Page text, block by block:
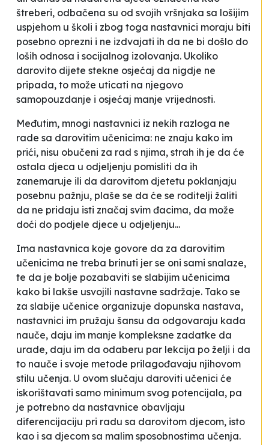
štreberi, odbačena su od svojih vršnjaka sa lošijim
uspjehom u školi i zbog toga nastavnici moraju biti
posebno oprezni i ne izdvajati ih da ne bi došlo do
loših odnosa i socijalnog izolovanja. Ukoliko
darovito dijete stekne osjećaj da nigdje ne
pripada, to može uticati na njegovo
samopouzdanje i osjećaj manje vrijednosti.
Međutim, mnogi nastavnici iz nekih razloga ne
rade sa darovitim učenicima: ne znaju kako im
prići, nisu obučeni za rad s njima, strah ih je da će
ostala djeca u odjeljenju pomisliti da ih
zanemaruje ili da darovitom djetetu poklanjaju
posebnu pažnju, plaše se da će se roditelji žaliti
da ne pridaju isti značaj svim đacima, da može
doći do podjele djece u odjeljenju...
Ima nastavnica koje govore da za darovitim
učenicima ne treba brinuti jer se oni sami snalaze,
te da je bolje pozabaviti se slabijim učenicima
kako bi lakše usvojili nastavne sadržaje. Tako se
za slabije učenice organizuje dopunska nastava,
nastavnici im pružaju šansu da odgovaraju kada
nauče, daju im manje kompleksne zadatke da
urade, daju im da odaberu par lekcija po želji i da
to nauče i svoje metode prilagođavaju njihovom
stilu učenja. U ovom slučaju daroviti učenici će
iskorištavati samo minimum svog potencijala, pa
je potrebno da nastavnice obavljaju
diferencijaciju pri radu sa darovitom djecom, isto
kao i sa djecom sa malim sposobnostima učenja.